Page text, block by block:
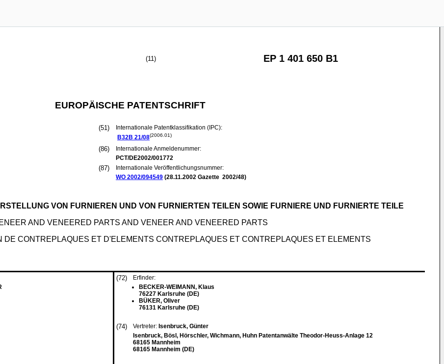
(11) EP 1 401 650 B1
EUROPÄISCHE PATENTSCHRIFT
(51)
Internationale Patentklassifikation (IPC):
B32B 21/08(2006.01)
(86)
Internationale Anmeldenummer:
PCT/DE2002/001772
(87)
Internationale Veröffentlichungsnummer:
WO 2002/094549 (28.11.2002 Gazette 2002/48)
VON FURNIEREN UND VON FURNIERTEN TEILEN SOWIE FURNIERE UND FURNIERTE TEILE
AND VENEERED PARTS AND VENEER AND VENEERED PARTS
DE CONTREPLAQUES ET D'ELEMENTS CONTREPLAQUES ET CONTREPLAQUES ET ELEMENTS
(72)
Erfinder:
BECKER-WEIMANN, Klaus
76227 Karlsruhe (DE)
BÜKER, Oliver
76131 Karlsruhe (DE)
(74) Vertreter: Isenbruck, Günter
Isenbruck, Bösl, Hörschler, Wichmann, Huhn Patentanwälte Theodor-Heuss-Anlage 12
68165 Mannheim
68165 Mannheim (DE)